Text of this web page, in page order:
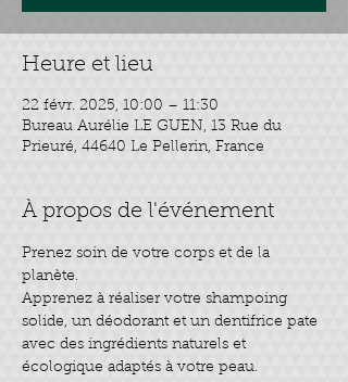
Heure et lieu
22 févr. 2025, 10:00 – 11:30
Bureau Aurélie LE GUEN, 13 Rue du
Prieuré, 44640 Le Pellerin, France
À propos de l'événement
Prenez soin de votre corps et de la
planète.
Apprenez à réaliser votre shampoing
solide, un déodorant et un dentifrice pate
avec des ingrédients naturels et
écologique adaptés à votre peau.